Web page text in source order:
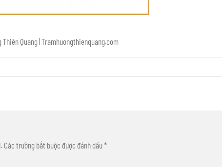
Quang | Tramhuongthienquang.com
Các trường bắt buộc được đánh dấu*